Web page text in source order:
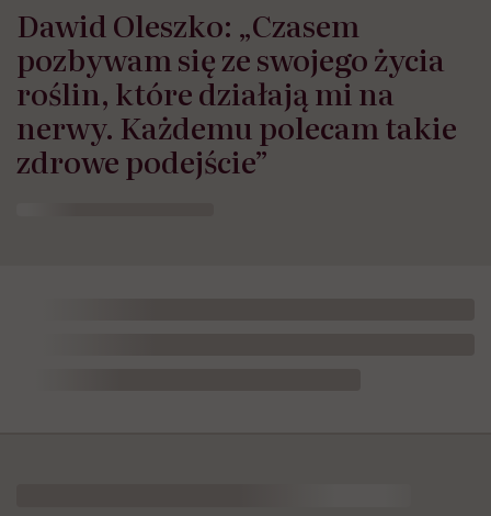
Dawid Oleszko: „Czasem
pozbywam się ze swojego życia
roślin, które działają mi na
nerwy. Każdemu polecam takie
zdrowe podejście”